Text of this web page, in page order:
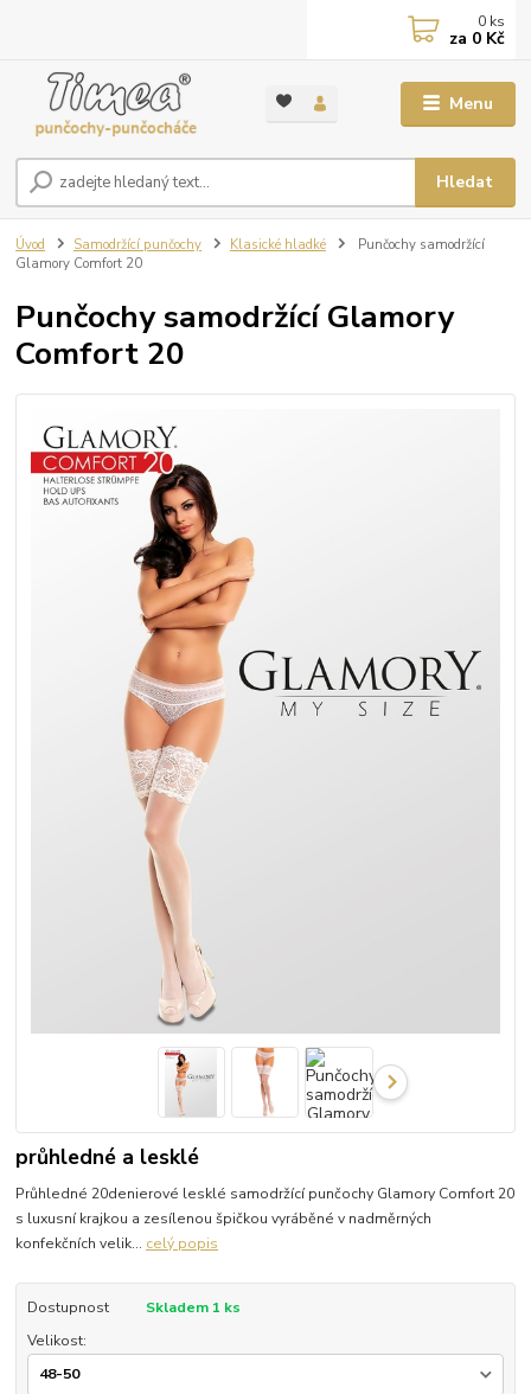
Menu
Hledat
0 ks
za 0 Kč
Úvod Samodržící punčochy Klasické hladké
Punčochy samodržící
Glamory Comfort 20
Punčochy samodržící Glamory
Comfort 20
průhledné a lesklé
Průhledné 20denierové lesklé samodržící punčochy Glamory Comfort 20
s luxusní krajkou a zesílenou špičkou vyráběné v nadměrných
konfekčních velik... celý popis
Dostupnost
Skladem 1 ks
Velikost: